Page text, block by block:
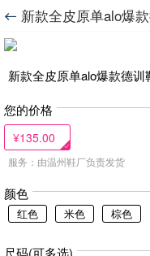
 新款全皮原单alo爆
新款全皮原单alo爆款德训
您的价格
¥135.00
服务：由温州鞋厂负责发货
颜色
红色 米色 棕色
尺码(可多选)